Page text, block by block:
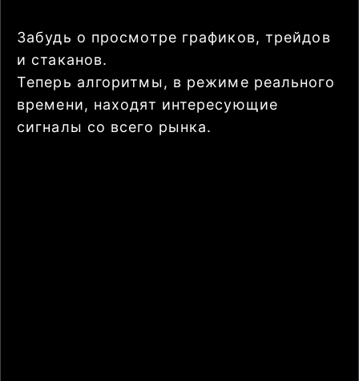
Забудь о просмотре графиков, трейдов
и стаканов.
Теперь алгоритмы, в режиме реального
времени, находят интересующие
сигналы со всего рынка.